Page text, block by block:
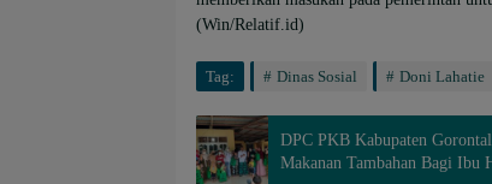
(Win/Relatif.id)
Tag: Dinas Sosial Doni Lahatie
DPC PKB Kabupaten
Makanan Tambahan Bagi Ibu